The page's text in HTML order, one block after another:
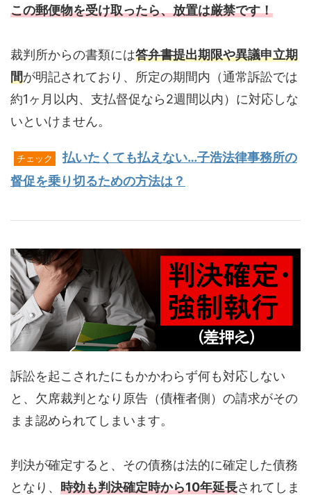
この郵便物を受け取ったら、放置は厳禁です！
裁判所からの書類には答弁書提出期限や異議申立期
間が明記されており、所定の期間内（通常訴訟では
約1ヶ月以内、支払督促なら2週間以内）に対応しな
いといけません。
チェック
払いたくても払えない…子浩法律事務所の
督促を乗り切るための方法は？
訴訟を起こされたにもかかわらず何も対応しない
と、欠席裁判となり原告（債権者側）の請求がその
まま認められてしまいます。
判決が確定すると、その債務は法的に確定した債務
となり、 時効も判決確定時から10年延長されてしま